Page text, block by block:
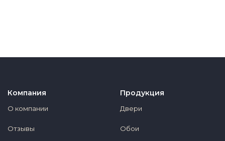
Компания
О компании
Отзывы
Продукция
Двери
Обои